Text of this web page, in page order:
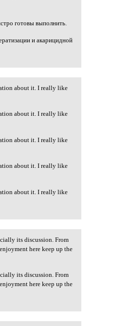
готовы выполнить.
и акарицидной
about it. I really like
about it. I really like
about it. I really like
about it. I really like
about it. I really like
its discussion. From
here keep up the
its discussion. From
here keep up the